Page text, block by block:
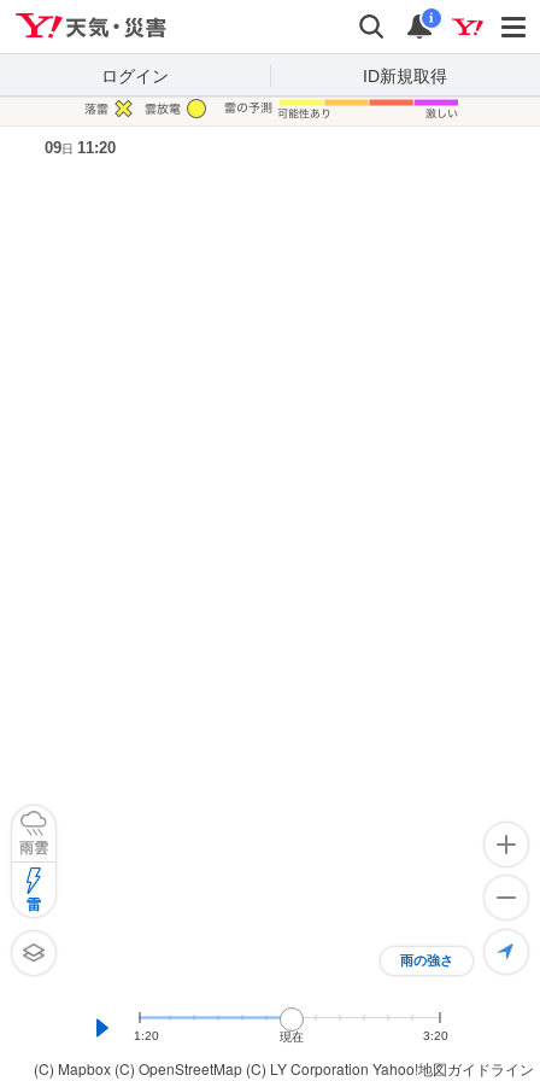
検索 通知
i
ログイン ID新規取得
(C) Mapbox (C) OpenStreetMap (C) LY Corporation Yahoo!地図ガイドライン
雨の強さ
雨雲
雷
1:20 現在 3:20
09日 11:20